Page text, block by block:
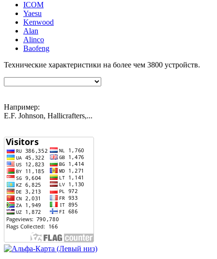
ICOM
Yaesu
Kenwood
Alan
Alinco
Baofeng
Технические характеристики на более чем 3800 устройств.
Например:
E.F. Johnson, Hallicrafters,...